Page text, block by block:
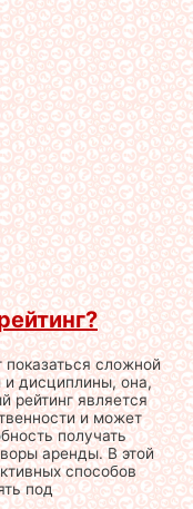
сложной
и дисциплины, она,
рейтинг является
и может
получать
аренды. В этой
способов
под